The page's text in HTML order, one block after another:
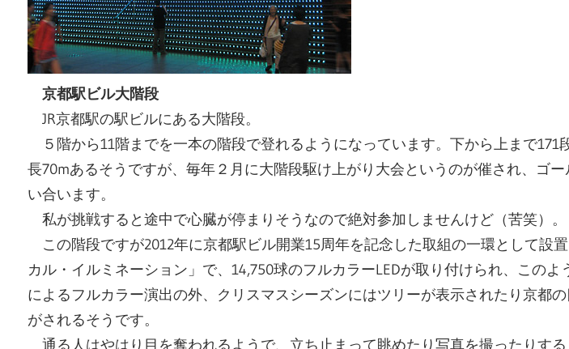
京都駅ビル大階段
JR京都駅の駅ビルにある大階段。
５階から11階までを一本の階段で登れるようになっています。下から上まで171
長70mあるそうですが、毎年２月に大階段駆け上がり大会というのが催され、ゴ
い合います。
私が挑戦すると途中で心臓が停まりそうなので絶対参加しませんけど（苦笑）。
この階段ですが2012年に京都駅ビル開業15周年を記念した取組の一環として設
カル・イルミネーション」で、14,750球のフルカラーLEDが取り付けられ、このよ
によるフルカラー演出の外、クリスマスシーズンにはツリーが表示されたり京都
がされるそうです。
通る人はやはり目を奪われるようで、立ち止まって眺めたり写真を撮ったりす